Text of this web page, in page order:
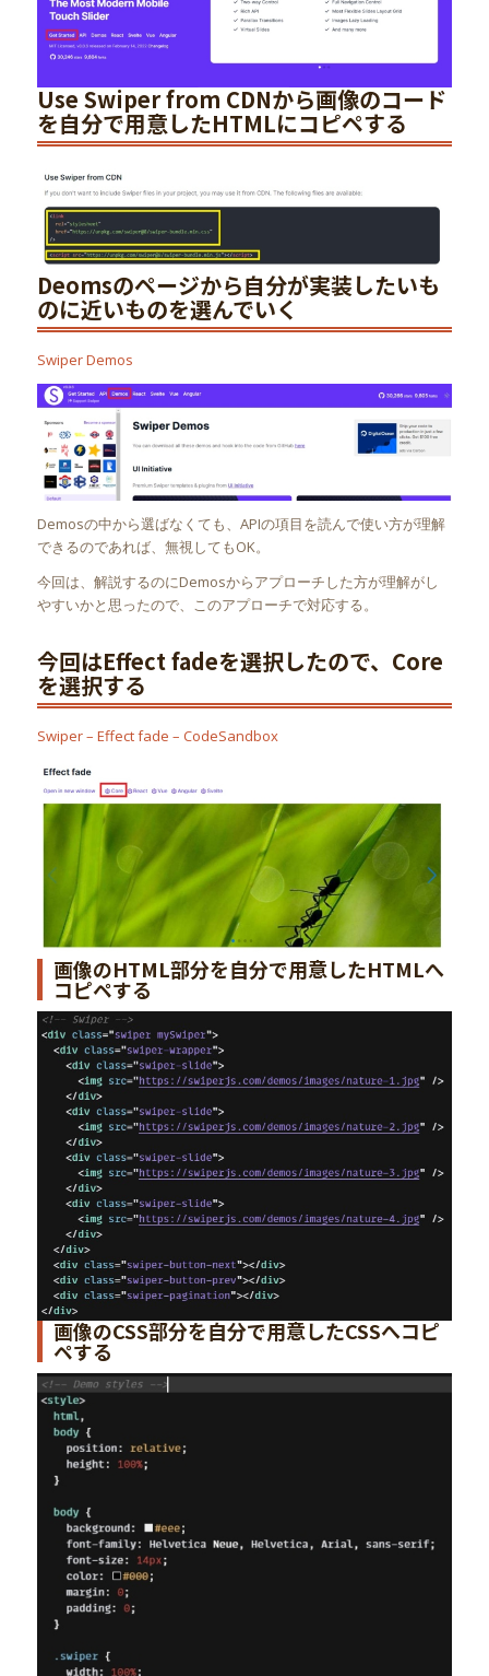
Use Swiper from CDNから画像のコード
を自分で用意したHTMLにコピペする
Deomsのページから自分が実装したいも
のに近いものを選んでいく
Swiper Demos
Demosの中から選ばなくても、APIの項目を読んで使い方が理解
できるのであれば、無視してもOK。
今回は、解説するのにDemosからアプローチした方が理解がし
やすいかと思ったので、このアプローチで対応する。
今回はEffect fadeを選択したので、Core
を選択する
Swiper – Effect fade – CodeSandbox
画像のHTML部分を自分で用意したHTMLへ
コピペする
画像のCSS部分を自分で用意したCSSへコピ
ペする